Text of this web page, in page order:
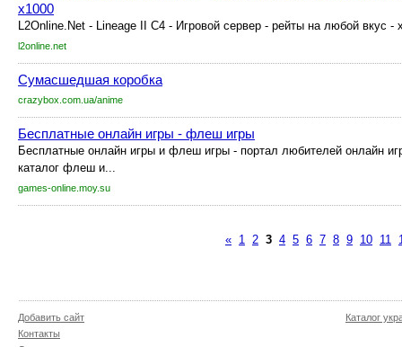
x1000
L2Online.Net - Lineage II C4 - Игровой сервер - рейты на любой вкус -
l2online.net
Сумасшедшая коробка
crazybox.com.ua/anime
Бесплатные онлайн игры - флеш игры
Бесплатные онлайн игры и флеш игры - портал любителей онлайн
каталог флеш и...
games-online.moy.su
« 1 2 3 4 5 6 7 8 9 10 11
Добавить сайт
Контакты
Каталог